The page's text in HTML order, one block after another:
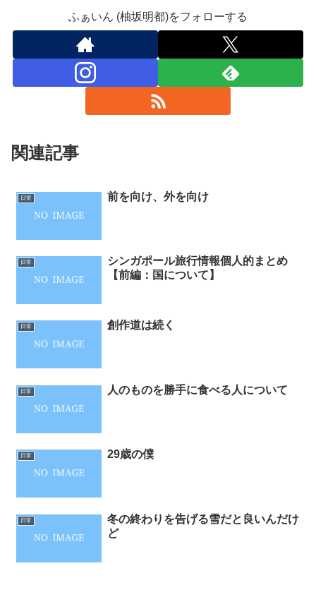
ふぁいん (柚坂明都)をフォローする
関連記事
日常 前を向け、外を向け
日常
シンガポール旅行情報個人的まとめ
【前編：国について】
日常 創作道は続く
日常 人のものを勝手に食べる人について
日常 29歳の僕
日常
冬の終わりを告げる雪だと良いんだけ
ど